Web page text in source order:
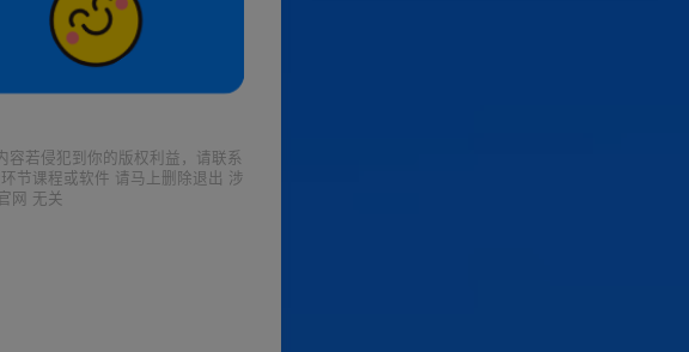
若侵犯到你的版权利益，请联系
节课程或软件 请马上删除退出 涉
网 无关